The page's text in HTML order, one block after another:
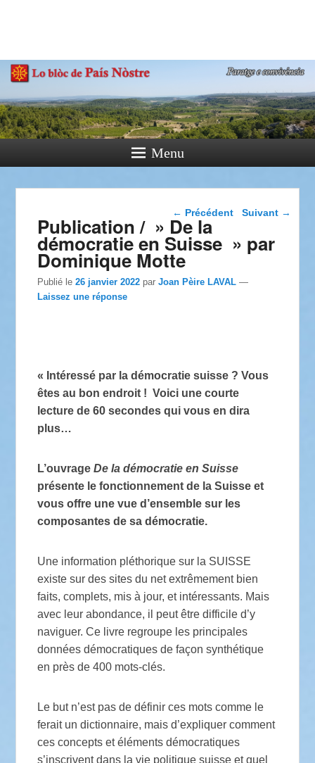
Paratge e Convivència
Menu
Navigation dans les
← Précédent Suivant →
Publication / » De la
démocratie en Suisse » par
Dominique Motte
Publié le26 janvier 2022 parJoan Pèire LAVAL —
Laissez une réponse
« Intéressé par la démocratie suisse ? Vous
êtes au bon endroit ! Voici une courte
lecture de 60 secondes qui vous en dira
plus…
L’ouvrageDe la démocratie en Suisse
présente le fonctionnement de la Suisse et
vous offre une vue d’ensemble sur les
composantes de sa démocratie.
Une information pléthorique sur la SUISSE
existe sur des sites du net extrêmement bien
faits, complets, mis à jour, et intéressants. Mais
avec leur abondance, il peut être difficile d’y
naviguer. Ce livre regroupe les principales
données démocratiques de façon synthétique
en près de 400 mots-clés.
Le but n’est pas de définir ces mots comme le
ferait un dictionnaire, mais d’expliquer comment
ces concepts et éléments démocratiques
s’inscrivent dans la vie politique suisse et quel